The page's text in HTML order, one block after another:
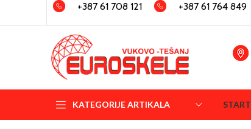
+387 61 708 121 +387 61 764 849
KATEGORIJE ARTIKALA START